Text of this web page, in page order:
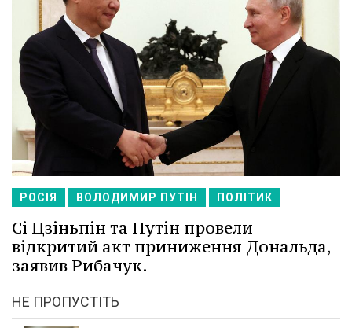
РОСІЯ ВОЛОДИМИР ПУТІН ПОЛІТИК
Сі Цзіньпін та Путін провели
відкритий акт приниження Дональда,
заявив Рибачук.
НЕ ПРОПУСТІТЬ